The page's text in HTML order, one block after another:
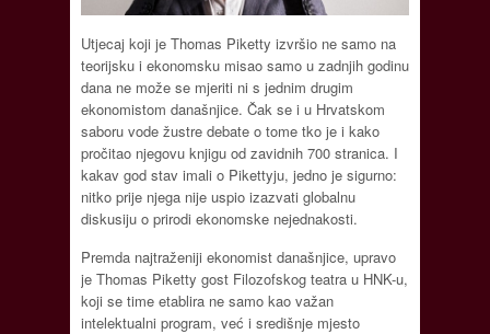
Utjecaj koji je Thomas Piketty izvršio ne samo na
teorijsku i ekonomsku misao samo u zadnjih godinu
dana ne može se mjeriti ni s jednim drugim
ekonomistom današnjice. Čak se i u Hrvatskom
saboru vode žustre debate o tome tko je i kako
pročitao njegovu knjigu od zavidnih 700 stranica. I
kakav god stav imali o Pikettyju, jedno je sigurno:
nitko prije njega nije uspio izazvati globalnu
diskusiju o prirodi ekonomske nejednakosti.
Premda najtraženiji ekonomist današnjice, upravo
je Thomas Piketty gost Filozofskog teatra u HNK-u,
koji se time etablira ne samo kao važan
intelektualni program, već i središnje mjesto